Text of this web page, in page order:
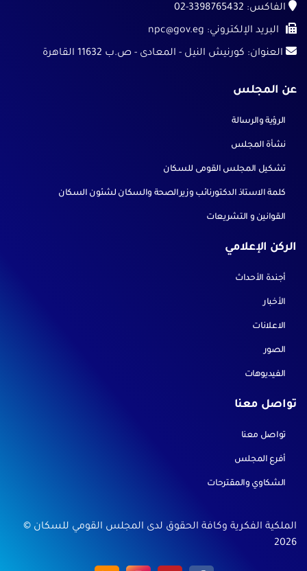
الفاكس: 02-3398765432
البريد الإلكتروني: npc@gov.eg
العنوان: كورنيش النيل - المعادى - ص.ب 11632 القاهرة
عن المجلس
الرؤية والرسالة
نشأة المجلس
تشكيل المجلس القومى للسكان
كلمة الاستاذ الدكتورنائب وزيرالصحة والسكان لشئون السكان
القوانين و التشريعات
الركن الإعلامي
أجندة الأحداث
الأخبار
الاعلانات
الصور
الفيديوهات
تواصل معنا
تواصل معنا
أفرع المجلس
الشكاوي والمقترحات
الملكية الفكرية وكافة الحقوق لدى المجلس القومي للسكان ©
2026